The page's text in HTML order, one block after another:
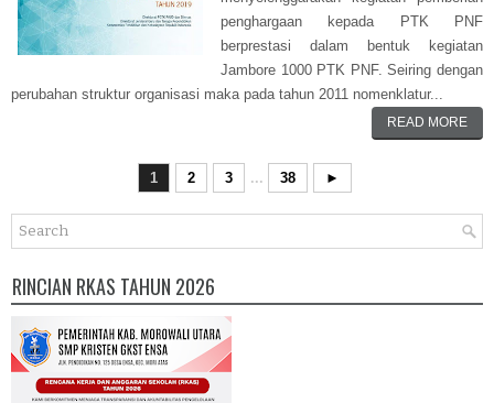
penghargaan kepada PTK PNF
berprestasi dalam bentuk kegiatan
Jambore 1000 PTK PNF. Seiring dengan
perubahan struktur organisasi maka pada tahun 2011 nomenklatur...
READ MORE
1 2 3 ... 38 ►
RINCIAN RKAS TAHUN 2026